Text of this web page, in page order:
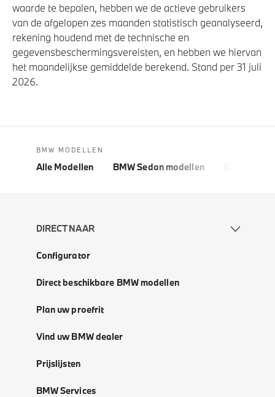
waarde te bepalen, hebben we de actieve gebruikers
van de afgelopen zes maanden statistisch geanalyseerd,
rekening houdend met de technische en
gegevensbeschermingsvereisten, en hebben we hiervan
het maandelijkse gemiddelde berekend. Stand per 31 juli
2026.
BMW MODELLEN
Alle Modellen BMW Sedan modellen
DIRECT NAAR
Configurator
Direct beschikbare BMW modellen
Plan uw proefrit
Vind uw BMW dealer
Prijslijsten
BMW Services